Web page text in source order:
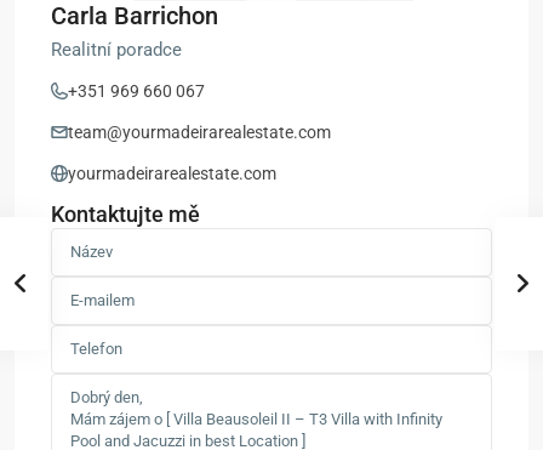
Carla Barrichon
Realitní poradce
+351 969 660 067
team@yourmadeirarealestate.com
yourmadeirarealestate.com
Kontaktujte mě